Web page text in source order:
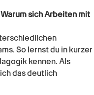
sich Arbeiten mit
So lernst du in kurzer
kennen. Als
das deutlich